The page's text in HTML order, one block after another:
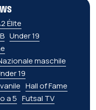
Élite
Under 19
maschile
19
Hall of Fame
a 5 Futsal TV